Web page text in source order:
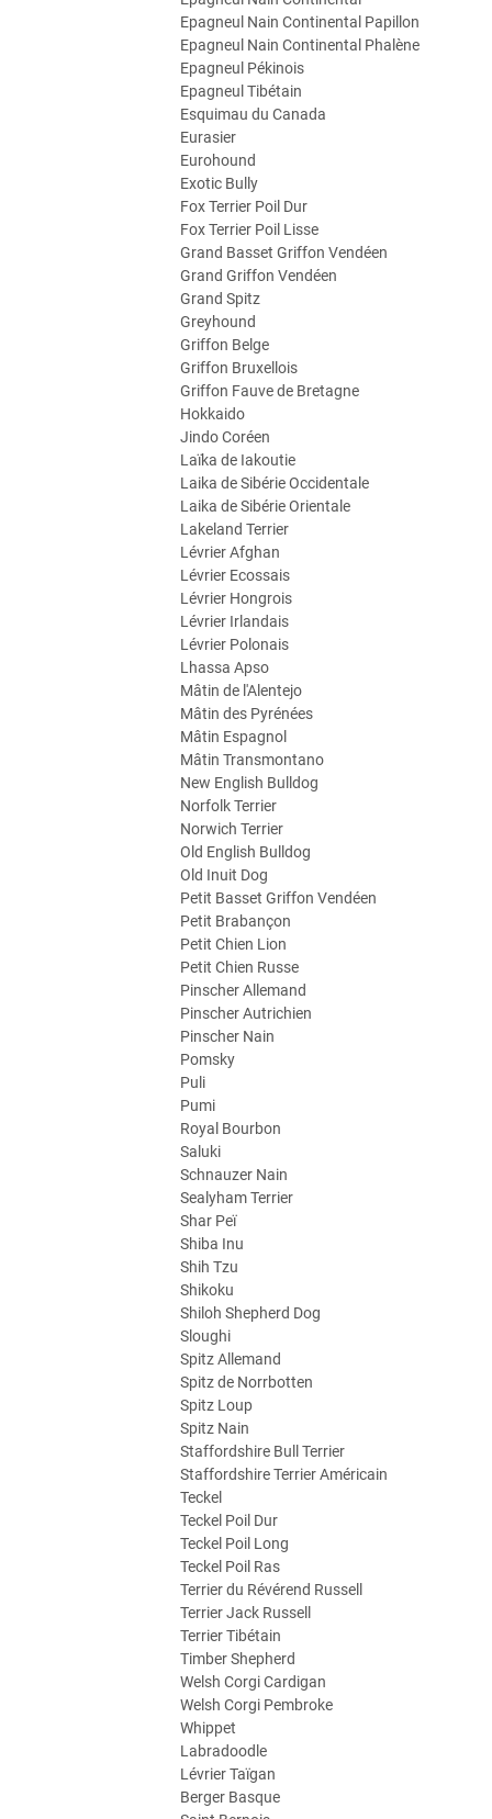
Epagneul Nain Continental Papillon
Epagneul Nain Continental Phalène
Epagneul Pékinois
Epagneul Tibétain
Esquimau du Canada
Eurasier
Eurohound
Exotic Bully
Fox Terrier Poil Dur
Fox Terrier Poil Lisse
Grand Basset Griffon Vendéen
Grand Griffon Vendéen
Grand Spitz
Greyhound
Griffon Belge
Griffon Bruxellois
Griffon Fauve de Bretagne
Hokkaido
Jindo Coréen
Laïka de Iakoutie
Laika de Sibérie Occidentale
Laika de Sibérie Orientale
Lakeland Terrier
Lévrier Afghan
Lévrier Ecossais
Lévrier Hongrois
Lévrier Irlandais
Lévrier Polonais
Lhassa Apso
Mâtin de l'Alentejo
Mâtin des Pyrénées
Mâtin Espagnol
Mâtin Transmontano
New English Bulldog
Norfolk Terrier
Norwich Terrier
Old English Bulldog
Old Inuit Dog
Petit Basset Griffon Vendéen
Petit Brabançon
Petit Chien Lion
Petit Chien Russe
Pinscher Allemand
Pinscher Autrichien
Pinscher Nain
Pomsky
Puli
Pumi
Royal Bourbon
Saluki
Schnauzer Nain
Sealyham Terrier
Shar Peï
Shiba Inu
Shih Tzu
Shikoku
Shiloh Shepherd Dog
Sloughi
Spitz Allemand
Spitz de Norrbotten
Spitz Loup
Spitz Nain
Staffordshire Bull Terrier
Staffordshire Terrier Américain
Teckel
Teckel Poil Dur
Teckel Poil Long
Teckel Poil Ras
Terrier du Révérend Russell
Terrier Jack Russell
Terrier Tibétain
Timber Shepherd
Welsh Corgi Cardigan
Welsh Corgi Pembroke
Whippet
Labradoodle
Lévrier Taïgan
Berger Basque